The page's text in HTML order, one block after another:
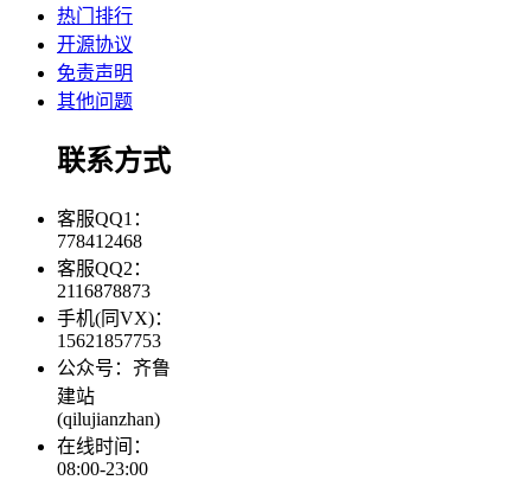
热门排行
开源协议
免责声明
其他问题
联系方式
客服QQ1：
778412468
客服QQ2：
2116878873
手机(同VX)：
15621857753
公众号：齐鲁
建站
(qilujianzhan)
在线时间：
08:00-23:00